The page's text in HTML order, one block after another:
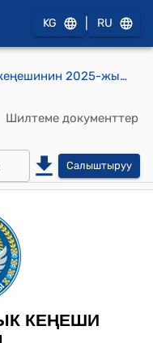
KG RU
Токтогул шаардык кеңешинин 2025-жылдын 2025-жылдын 22-августундагы №51«Участкалык шайлоо комиссиялардын резервдерине талапкерлерди сунуштоо жөнүндө» токтому
Шилтеме документтер
Салыштыруу